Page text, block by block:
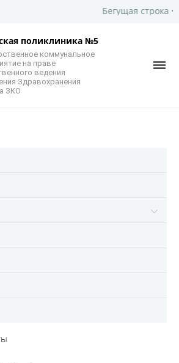
Бегущая строка •
поликлиника №5
коммунальное
на праве
ведения
Здравохранения
ЗКО